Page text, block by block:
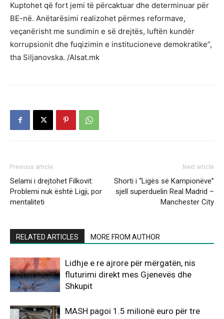
Kuptohet që fort jemi të përcaktuar dhe determinuar për
BE-në. Anëtarësimi realizohet përmes reformave,
veçanërisht me sundimin e së drejtës, luftën kundër
korrupsionit dhe fuqizimin e institucioneve demokratike”,
tha Siljanovska. /Alsat.mk
Previous article
Selami i drejtohet Filkovit:
Problemi nuk është Ligji, por
mentaliteti
Next article
Shorti i “Ligës së Kampionëve”
sjell superduelin Real Madrid –
Manchester City
RELATED ARTICLES MORE FROM AUTHOR
Lidhje e re ajrore për mërgatën, nis
fluturimi direkt mes Gjenevës dhe
Shkupit
MASH pagoi 1.5 milionë euro për tre